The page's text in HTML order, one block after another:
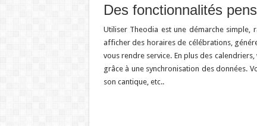
Des fonctionnalités
Utiliser Theodia est une démarche
afficher des horaires de célébrations,
vous rendre service. En plus des
grâce à une synchronisation des données.
son cantique, etc..